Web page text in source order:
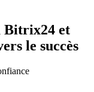
Bitrix24 et
le succès